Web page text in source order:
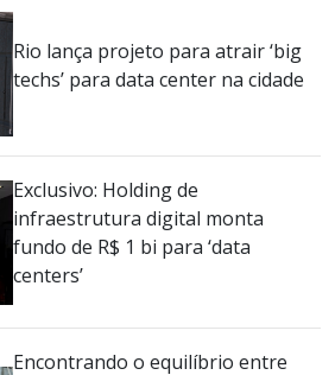
Rio lança projeto para atrair ‘big
techs’ para data center na cidade
Exclusivo: Holding de
infraestrutura digital monta
fundo de R$ 1 bi para ‘data
centers’
Encontrando o equilíbrio entre